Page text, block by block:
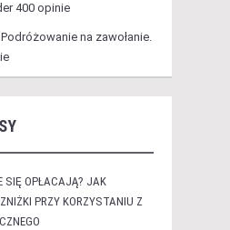
400 opinie
na zawołanie.
SIĘ OPŁACAJĄ? JAK
PRZY KORZYSTANIU Z